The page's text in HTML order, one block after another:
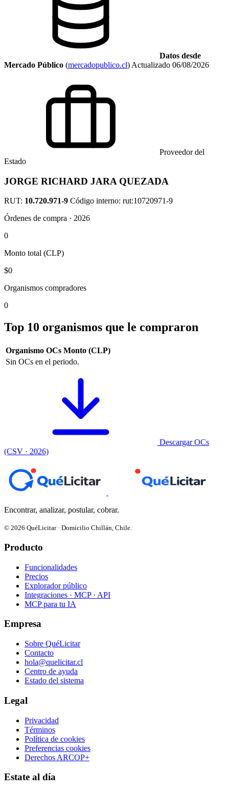
Datos desde
Mercado Público (mercadopublico.cl) Actualizado 06/08/2026
Proveedor del
Estado
JORGE RICHARD JARA QUEZADA
RUT: 10.720.971-9 Código interno: rut:10720971-9
Órdenes de compra · 2026
0
Monto total (CLP)
$0
Organismos compradores
0
Top 10 organismos que le compraron
Organismo OCs Monto (CLP)
Sin OCs en el periodo.
Descargar OCs
(CSV · 2026)
Encontrar, analizar, postular, cobrar.
© 2026 QuéLicitar · Domicilio Chillán, Chile.
Producto
Funcionalidades
Precios
Explorador público
Integraciones · MCP · API
MCP para tu IA
Empresa
Sobre QuéLicitar
Contacto
hola@quelicitar.cl
Centro de ayuda
Estado del sistema
Legal
Privacidad
Términos
Política de cookies
Preferencias cookies
Derechos ARCOP+
Estate al día